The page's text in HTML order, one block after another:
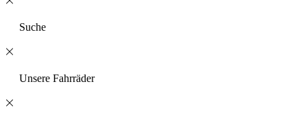
Suche
Unsere Fahrräder